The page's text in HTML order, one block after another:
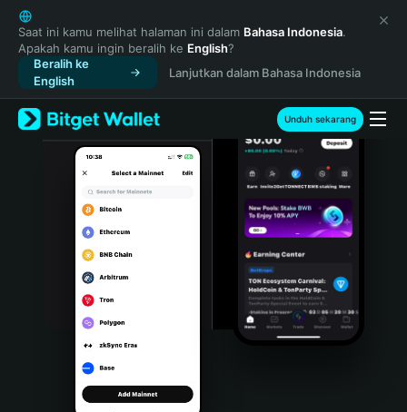
English
日本語
Tiếng Việt
Русский
Español (Latinoamérica)
Türkçe
Italiano
Português (Portugal)
Bahasa Indonesia
Português (Brasil)
Español (Argentina)
Saat ini kamu melihat halaman ini dalam Bahasa Indonesia.
Apakah kamu ingin beralih ke English?
Beralih ke
English
Lanjutkan dalam Bahasa Indonesia
Unduh sekarang